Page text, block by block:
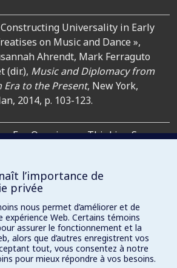
Constructing Universality in Early
on Music and Dance »,
Ahrendt, Mark Ferraguto
(dir.), Music and Diplomacy from
Era to the Present, New York,
2014, p. 103-123.
F., « Opening up Thinking Space
(dir.),Music and Diplomacy from
to the Present
2014, p. 251-266.
L., « The Leipzig Gewandhaus
Wages of Diplomatic Service »,
l’importance de
privée
nous permet d’améliorer et de
expérience Web. Certains témoins
assurer le fonctionnement et la
alors que d’autres enregistrent vos
tout, vous consentez à notre
pour mieux répondre à vos besoins.